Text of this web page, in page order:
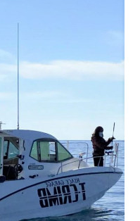
中古艇情報
会社概要